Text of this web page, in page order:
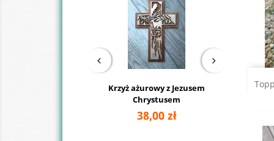
Krzyż ażurowy z Jezusem
Chrystusem
38,00 zł